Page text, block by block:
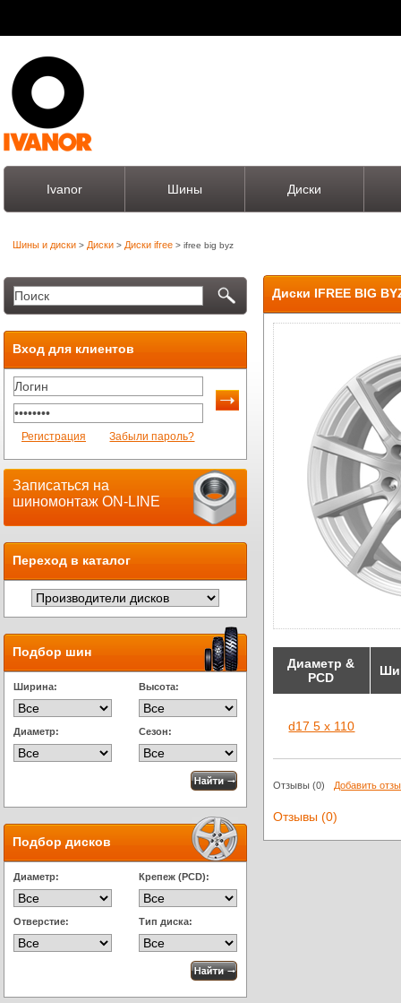
Ivanor Шины Диски
Шины и диски > Диски > Диски ifree > ifree big byz
Вход для клиентов
Регистрация Забыли пароль?
Записаться на
шиномонтаж ON-LINE
Переход в каталог
Подбор шин
Ширина: Высота:
Диаметр: Сезон:
Подбор дисков
Диаметр: Крепеж (PCD):
Отверстие: Тип диска:
Диски IFREE BIG
Диаметр &
PCD
d17 5 x 110
Отзывы (0) Добавить
Отзывы (0)